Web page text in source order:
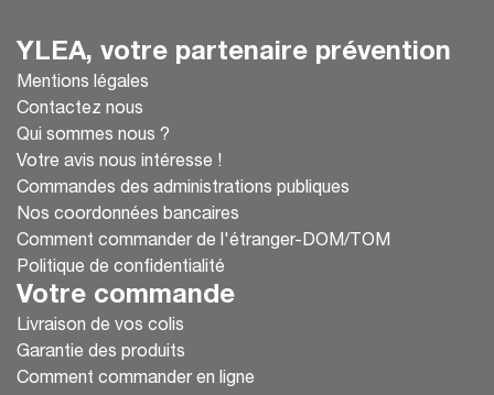
YLEA, votre partenaire prévention
Mentions légales
Contactez nous
Qui sommes nous ?
Votre avis nous intéresse !
Commandes des administrations publiques
Nos coordonnées bancaires
Comment commander de l'étranger-DOM/TOM
Politique de confidentialité
Votre commande
Livraison de vos colis
Garantie des produits
Comment commander en ligne